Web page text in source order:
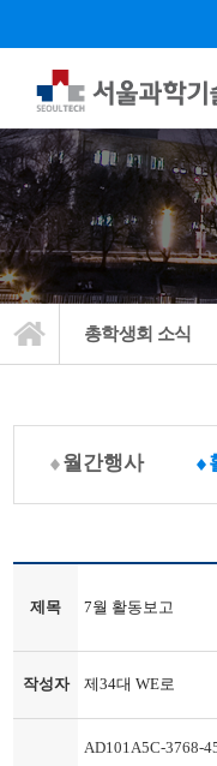
총학생회 소식
월간행사
제목 7월 활동보고
작성자 제34대 WE로
AD101A5C-3768-